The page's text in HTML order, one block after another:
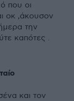
που οι
οκ ,άκουσον
την
καπότες .
και τον